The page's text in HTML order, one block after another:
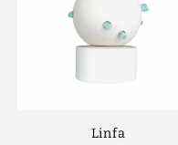
Linfa